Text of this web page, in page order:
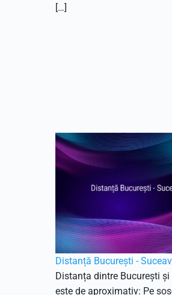
[…]
Distanță București -
Distanța dintre București și
este de aproximativ: Pe